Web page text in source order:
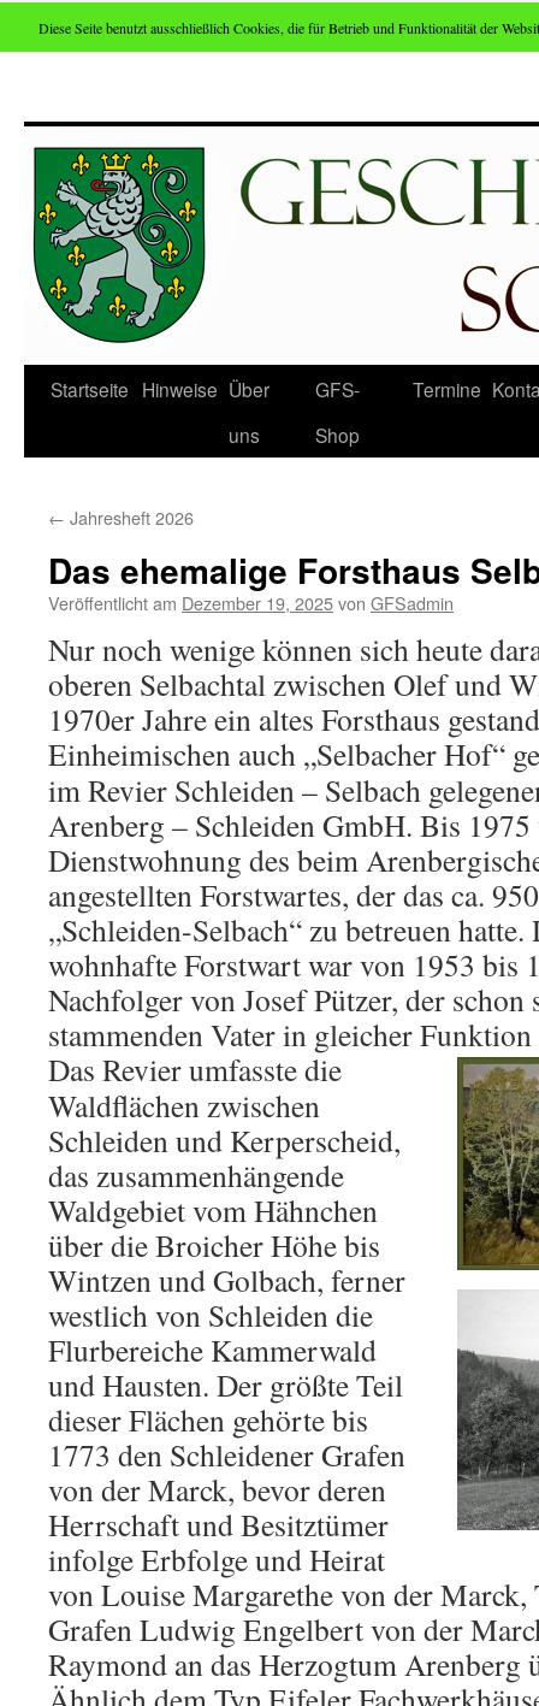
Zum
Inhalt
Startseite Hinweise Über
uns
GFS-
Shop
Termine
← Jahresheft 2026
Das ehemalige Forsthaus
Veröffentlicht am Dezember 19, 2025von GFSadmin
Nur noch wenige können sich heute
oberen Selbachtal zwischen Olef und
1970er Jahre ein altes Forsthaus
Einheimischen auch „Selbacher Hof“
im Revier Schleiden – Selbach
Arenberg – Schleiden GmbH. Bis 1975
Dienstwohnung des beim
angestellten Forstwartes, der das ca.
„Schleiden-Selbach“ zu betreuen
wohnhafte Forstwart war von 1953 bis
Nachfolger von Josef Pützer, der schon
stammenden Vater in gleicher Funktion
Das Revier umfasste die
Waldflächen zwischen
Schleiden und Kerperscheid,
das zusammenhängende
Waldgebiet vom Hähnchen
über die Broicher Höhe bis
Wintzen und Golbach, ferner
westlich von Schleiden die
Flurbereiche Kammerwald
und Hausten. Der größte Teil
dieser Flächen gehörte bis
1773 den Schleidener Grafen
von der Marck, bevor deren
Herrschaft und Besitztümer
infolge Erbfolge und Heirat
von Louise Margarethe von der Marck,
Grafen Ludwig Engelbert von der
Raymond an das Herzogtum
Diese Seite benutzt ausschließlich Cookies, die für Betrieb und Funktionalität der